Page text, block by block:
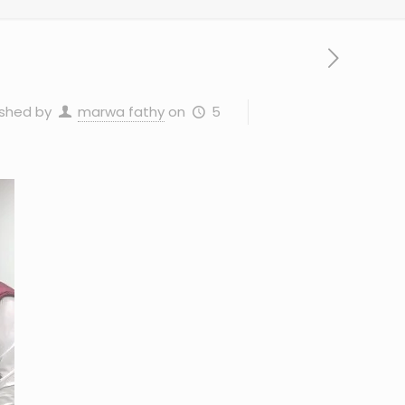
by marwa fathy on 5 مايو، 2024